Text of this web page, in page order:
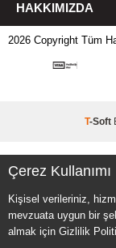
Çerez Kullanımı
Kişisel verileriniz,
mevzuata uygun bir
almak için Gizlilik
HAKKIMIZDA
2026 Copyright Tüm
T-Soft